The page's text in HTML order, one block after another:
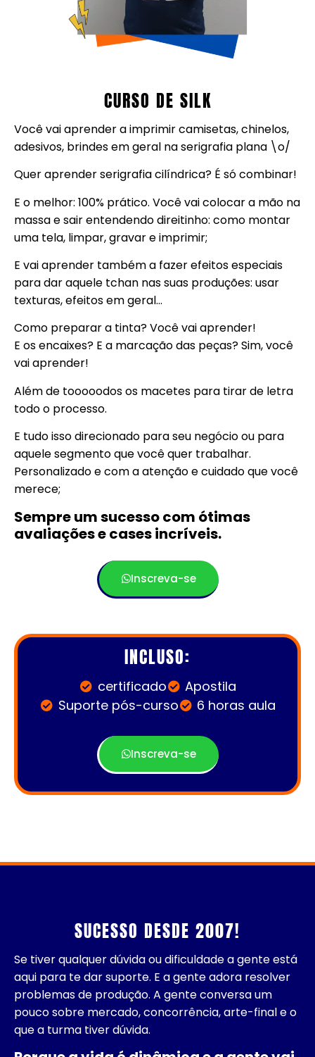
CURSO DE SILK
Você vai aprender a imprimir camisetas, chinelos,
adesivos, brindes em geral na serigrafia plana \o/
Quer aprender serigrafia cilíndrica? É só combinar!
E o melhor: 100% prático. Você vai colocar a mão na
massa e sair entendendo direitinho: como montar
uma tela, limpar, gravar e imprimir;
E vai aprender também a fazer efeitos especiais
para dar aquele tchan nas suas produções: usar
texturas, efeitos em geral…
Como preparar a tinta? Você vai aprender!
E os encaixes? E a marcação das peças? Sim, você
vai aprender!
Além de tooooodos os macetes para tirar de letra
todo o processo.
E tudo isso direcionado para seu negócio ou para
aquele segmento que você quer trabalhar.
Personalizado e com a atenção e cuidado que você
merece;
Sempre um sucesso com ótimas
avaliações e cases incríveis.
Inscreva-se
INCLUSO:
certificado
Apostila
Suporte pós-curso
6 horas aula
Inscreva-se
SUCESSO DESDE 2007!
Se tiver qualquer dúvida ou dificuldade a gente está
aqui para te dar suporte. E a gente adora resolver
problemas de produção. A gente conversa um
pouco sobre mercado, concorrência, arte-final e o
que a turma tiver dúvida.